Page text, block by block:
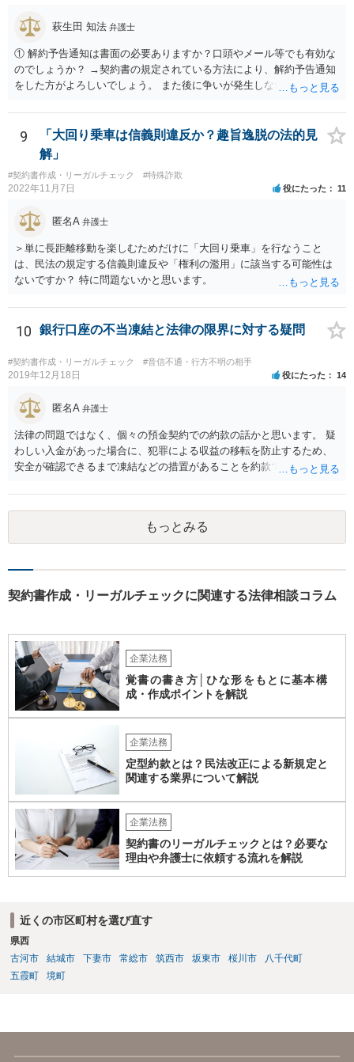
うね。よくわからないならば弁護士としては依頼者にこちらの薬品で
よいですかと聞くべきではあると思います。他のミスに比してこれは
内容に関するミスなので、今後はよく確認いただいた方がよいと思い
ます。 ③証拠のナンバーが入らないまま甲号証のハンコが押されたま
まになっている →形式ミスですね。不注意ですが、訴訟の勝敗に直結
ショットの証拠が縦長や横長に印刷され、文字が間延びしている(読め
ないことはない) →こちらも③と同様であると思います。 以上のとお
り、①～④も訴訟の勝敗に直結するものではないと思われますので、
致命的なミスではないと思います。 もっとも、形式面も仕事の完成物
として当然確認すべきでありますので、今後は気を付けるように弁護
士にお伝えいただいてもよいと思います。
萩生田 知法 弁護士
① 解約予告通知は書面の必要ありますか？口頭やメール等でも有効な
のでしょうか？ →契約書の規定されている方法により、解約予告通知
をした方がよろしいでしょう。 また後に争いが発生しないよう、証拠
意が難しい場合、入居時に発生した保証金・敷金と、残りの賃料を相
殺することは可能でしょうか？ →基本的には、滞納賃料との相殺は可
能です。 もっとも、敷金及び保証金について、解約時に償却する旨の
条項があるかは調査したほうがいいでしょう。償却の条項がある場合
には、相殺が困難となる場合があります。 ③ 保証金返還等を考慮して
も手元資金が、残りの賃料や原状回復費、その他買掛金などの必要経
費に満たない場合、一般的にはどんな解決方法の選択肢があります
か？ →損害の拡大を防ぐため、明渡しは速やかに行うべきです。オー
ナーとの関係では、あくまでも、お願いベースで、債務減額や分割支
払いをお願いすることになるでしょう。
9
「大回り乗車は信義則違反か？趣旨逸脱の法的見
解」
#契約書作成・リーガルチェック #特殊詐欺
2022年11月7日 役にたった 11
匿名A 弁護士
＞単に長距離移動を楽しむためだけに「大回り乗車」を行なうこと
は、民法の規定する信義則違反や「権利の濫用」に該当する可能性は
ないですか？ 特に問題ないかと思います。
10 銀行口座の不当凍結と法律の限界に対する疑問
#契約書作成・リーガルチェック #音信不通・行方不明の相手
2019年12月18日 役にたった 14
匿名A 弁護士
法律の問題ではなく、個々の預金契約での約款の話かと思います。 疑
わしい入金があった場合に、犯罪による収益の移転を防止するため、
安全が確認できるまで凍結などの措置があることを約款で定めている
口座を開設している以上、応じざるを得ません。 銀行に根拠を確認し
てみるとよいでしょう。
もっとみる
契約書作成・リーガルチェックに関連する法律相談コラム
企業法務
覚書の書き方│ひな形をもとに基本構
成・作成ポイントを解説
企業法務
定型約款とは？民法改正による新規定と
関連する業界について解説
企業法務
契約書のリーガルチェックとは？必要な
理由や弁護士に依頼する流れを解説
近くの市区町村を選び直す
県西
古河市
結城市 下妻市 常総市 筑西市 坂東市 桜川市
八千代町
五霞町
境町